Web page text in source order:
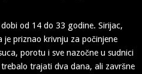
od 14 do 33 godine. Sirijac,
priznao krivnju za počinjene
porotu i sve nazočne u sudnici
trajati dva dana, ali završne